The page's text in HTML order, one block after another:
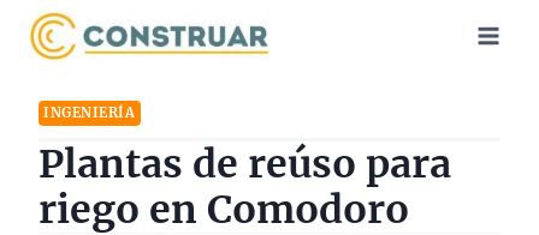
Saltar
INGENIERÍA
Plantas de reúso para
riego en Comodoro